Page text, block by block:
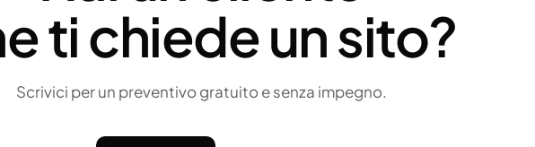
ti chiede un sito?
Scrivici per un preventivo gratuito e senza impegno.